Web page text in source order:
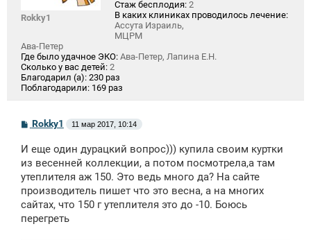
Rokky1
Стаж бесплодия: 2
В каких клиниках проводилось лечение:
Ассута Израиль,
МЦРМ
Ава-Петер
Где было удачное ЭКО: Ава-Петер, Лапина Е.Н.
Сколько у вас детей: 2
Благодарил (а): 230 раз
Поблагодарили: 169 раз
С
о
б
щ
н
и
е
Rokky1 11 мар 2017, 10:14
И еще один дурацкий вопрос))) купила своим куртки
из весенней коллекции, а потом посмотрела,а там
утеплителя аж 150. Это ведь много да? На сайте
производитель пишет что это весна, а на многих
сайтах, что 150 г утеплителя это до -10. Боюсь
перегреть